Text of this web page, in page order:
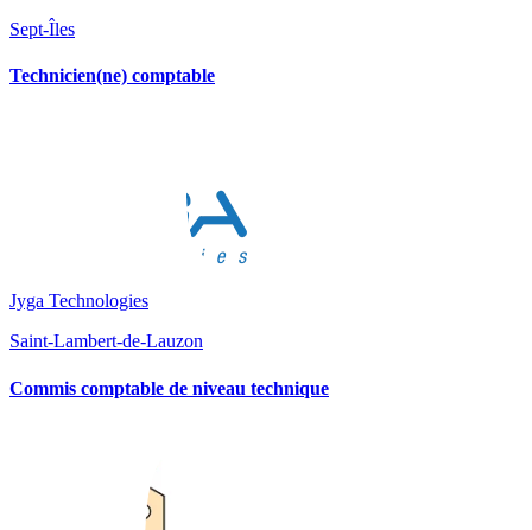
Sept-Îles
Technicien(ne) comptable
Jyga Technologies
Saint-Lambert-de-Lauzon
Commis comptable de niveau technique